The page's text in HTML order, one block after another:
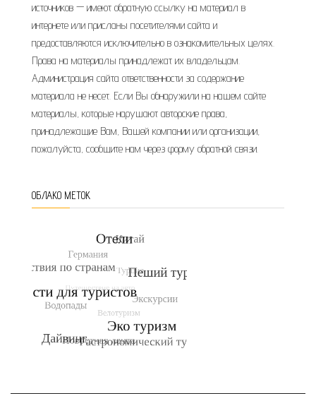
источников — имеют обратную ссылку на материал в
интернете или присланы посетителями сайта и
предоставляются исключительно в ознакомительных целях.
Права на материалы принадлежат их владельцам.
Администрация сайта ответственности за содержание
материала не несет. Если Вы обнаружили на нашем сайте
материалы, которые нарушают авторские права,
принадлежащие Вам, Вашей компании или организации,
пожалуйста, сообщите нам через форму обратной связи.
ОБЛАКО МЕТОК